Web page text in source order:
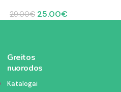
29.00€ 25.00€
Greitos
nuorodos
Katalogai